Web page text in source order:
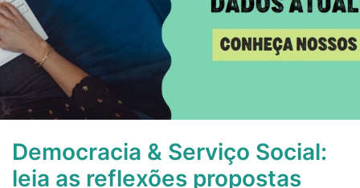
Democracia & Serviço Social:
leia as reflexões propostas